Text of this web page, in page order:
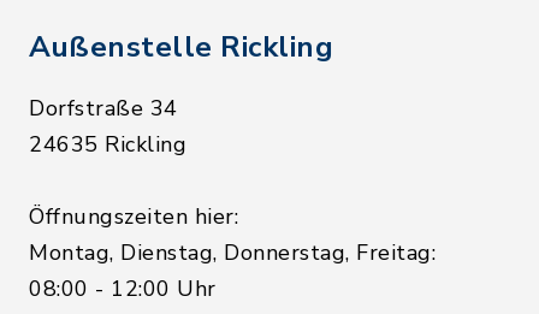
Außenstelle Rickling
Dorfstraße 34
24635 Rickling
Öffnungszeiten hier:
Montag, Dienstag, Donnerstag, Freitag:
08:00 - 12:00 Uhr